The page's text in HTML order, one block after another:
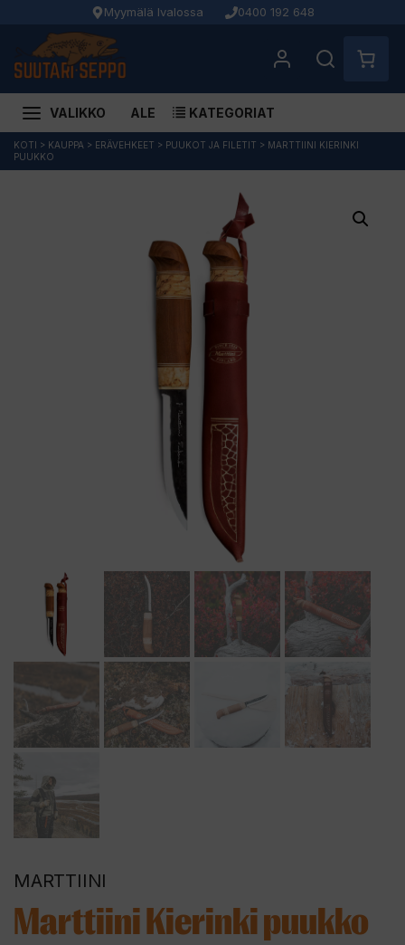
Myymälä Ivalossa 0400 192 648
VALIKKO ALE KATEGORIAT
Siirry
sisältöön
KOTI > KAUPPA > ERÄVEHKEET > PUUKOT JA FILETIT > MARTTIINI KIERINKI
PUUKKO
MARTTIINI
Marttiini Kierinki puukko